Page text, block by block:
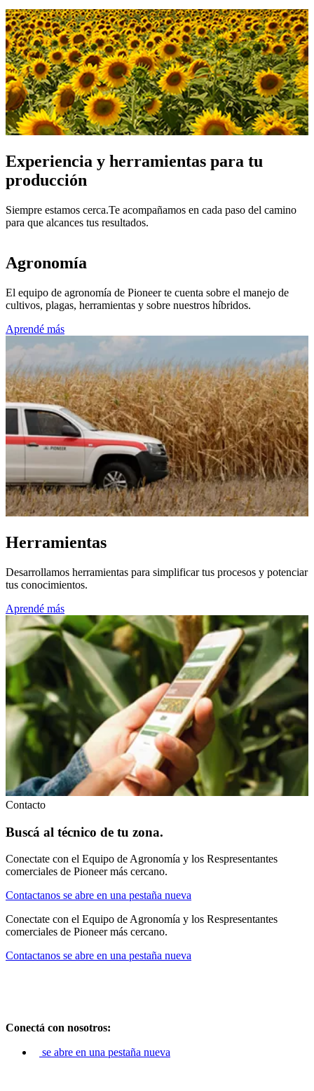
Experiencia y herramientas para tu
producción
Siempre estamos cerca.Te acompañamos en cada paso del camino
para que alcances tus resultados.
Agronomía
El equipo de agronomía de Pioneer te cuenta sobre el manejo de
cultivos, plagas, herramientas y sobre nuestros híbridos.
Aprendé más
Herramientas
Desarrollamos herramientas para simplificar tus procesos y potenciar
tus conocimientos.
Aprendé más
Contacto
Buscá al técnico de tu zona.
Conectate con el Equipo de Agronomía y los Respresentantes
comerciales de Pioneer más cercano.
Contactanos se abre en una pestaña nueva
Conectate con el Equipo de Agronomía y los Respresentantes
comerciales de Pioneer más cercano.
Contactanos se abre en una pestaña nueva
Conectá con nosotros:
se abre en una pestaña nueva